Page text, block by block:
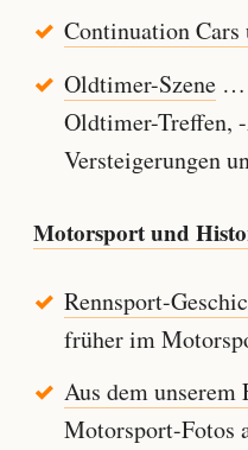
Continuation
Oldtimer-Szene…
Oldtimer-Treffen,
Versteigerungen
Motorsport und
Rennsport-
früher im
Aus dem
Motorsport-Fotos